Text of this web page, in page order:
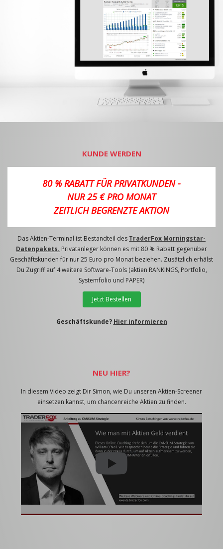
KUNDE WERDEN
80 % RABATT FÜR PRIVATKUNDEN -
NUR 25 € PRO MONAT
ZEITLICH BEGRENZTE AKTION
Das Aktien-Terminal ist Bestandteil des TraderFox Morningstar-
Datenpakets. Privatanleger können es mit 80 % Rabatt gegenüber
Geschäftskunden für nur 25 Euro pro Monat beziehen. Zusätzlich erhälst
Du Zugriff auf 4 weitere Software-Tools (aktien RANKINGS, Portfolio,
Systemfolio und PAPER)
Jetzt Bestellen
Geschäftskunde? Hier informieren
NEU HIER?
In diesem Video zeigt Dir Simon, wie Du unseren Aktien-Screener
einsetzen kannst, um chancenreiche Aktien zu finden.